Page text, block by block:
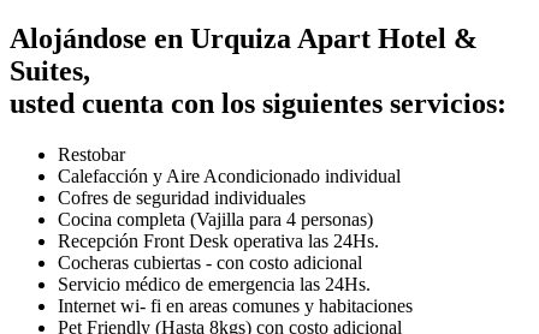
Alojándose en Urquiza Apart Hotel &
Suites,
usted cuenta con los siguientes servicios:
Restobar
Calefacción y Aire Acondicionado individual
Cofres de seguridad individuales
Cocina completa (Vajilla para 4 personas)
Recepción Front Desk operativa las 24Hs.
Cocheras cubiertas - con costo adicional
Servicio médico de emergencia las 24Hs.
Internet wi- fi en areas comunes y habitaciones
Pet Friendly (Hasta 8kgs) con costo adicional